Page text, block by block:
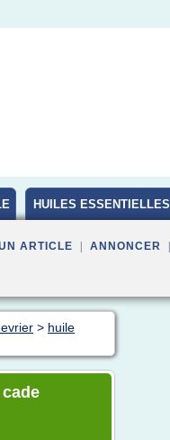
HUILES ESSENTIELLES
ARTICLE ANNONCER
> huile